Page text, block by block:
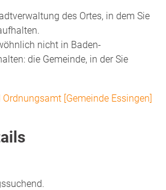
des Ortes, in dem Sie
nicht in Baden-
die Gemeinde, in der Sie
[Gemeinde Essingen]